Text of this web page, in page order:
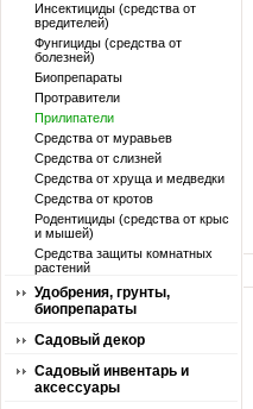
Инсектициды (средства от
вредителей)
Фунгициды (средства от
болезней)
Биопрепараты
Протравители
Прилипатели
Средства от муравьев
Средства от слизней
Средства от хруща и медведки
Средства от кротов
Родентициды (средства от крыс
и мышей)
Средства защиты комнатных
растений
Удобрения, грунты,
биопрепараты
Садовый декор
Садовый инвентарь и
аксессуары